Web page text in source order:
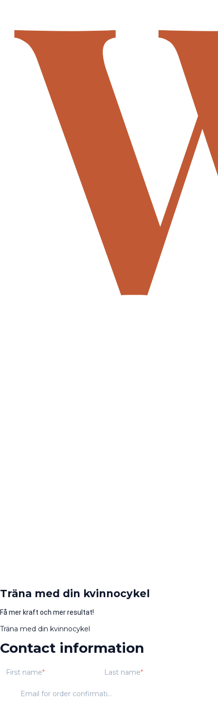
Träna med din kvinnocykel
Få mer kraft och mer resultat!
Träna med din kvinnocykel
Contact information
First name Last name
Email for order confirmation